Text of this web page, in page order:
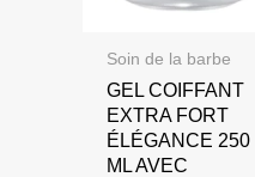
Soin de la barbe
GEL COIFFANT
EXTRA FORT
ÉLÉGANCE 250
ML AVEC